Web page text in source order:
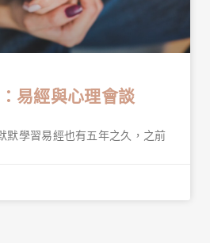
易經與心理會談
默學習易經也有五年之久，之前